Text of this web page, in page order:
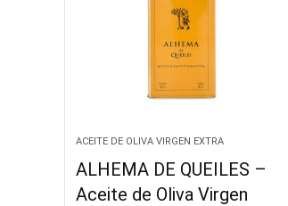
ACEITE DE OLIVA VIRGEN EXTRA
ALHEMA DE QUEILES –
Aceite de Oliva Virgen